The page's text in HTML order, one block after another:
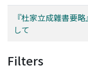
『杜家立成雜書要
して
Filters